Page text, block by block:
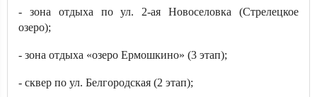
- зона отдыха по ул. 2-ая Новоселовка (Стрелецкое
озеро);
- зона отдыха «озеро Ермошкино» (3 этап);
- сквер по ул. Белгородская (2 этап);